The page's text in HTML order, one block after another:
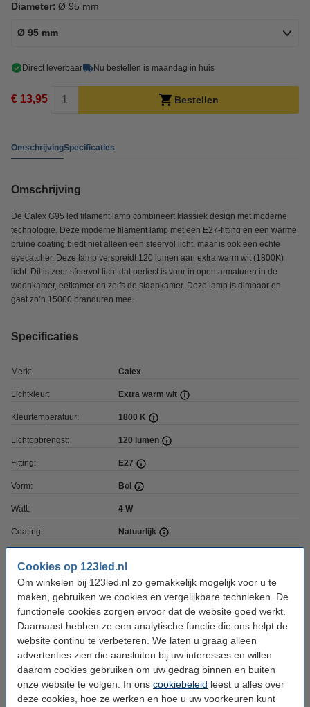
Cookies op 123led.nl
Om winkelen bij 123led.nl zo gemakkelijk mogelijk voor u te
maken, gebruiken we cookies en vergelijkbare technieken. De
functionele cookies zorgen ervoor dat de website goed werkt.
Daarnaast hebben ze een analytische functie die ons helpt de
website continu te verbeteren. We laten u graag alleen
advertenties zien die aansluiten bij uw interesses en willen
daarom cookies gebruiken om uw gedrag binnen en buiten
onze website te volgen. In ons cookiebeleid leest u alles over
deze cookies, hoe ze werken en hoe u uw voorkeuren kunt
Diameter: Ø 95 mm
Ø 95 mm
Direct leverbaar Nu bestellen is maandag in huis
€ 13,95 Bestellen
OmschrijvingSpecificaties
Omschrijving
De Calex G95 led filament lamp combineert klassiek design met moderne
technologie. Deze moderne filament lamp met een E27-fitting en een warme
bruine coating biedt niet alleen een sfeervol licht, maar is ook een echte
eyecatcher. Deze lamp verspreidt 120 lumen aan extra warm wit (1800K)
licht. Dit is zeer sfeervol licht dat perfect is voor in open armaturen in de
woonkamer, eetkamer en zelfs de slaapkamer. Deze lamp is dimbaar en
gaat zo’n 15000 branduren mee.
Specificaties
Merk: Calex
Lichtkleur: Extra warm wit
Kleurtemperatuur: 1800 K
Lichtopbrengst: 120 lumen
Fitting: E27
Vorm: Bol
Watt: 4 W
Coating: Natuurlijk
Voltage: 220-240 V
Ingangsfrequentie: 50-60Hz
Hoogte: 138 mm
Diameter: Ø 95 mm
Beschermingsniveau: IP20